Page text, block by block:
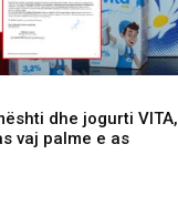
dhe jogurti VITA,
vaj palme e as